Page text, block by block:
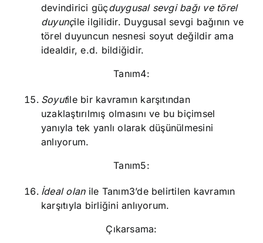
devindirici güçduygusal sevgi bağı ve törel
duyunçile ilgilidir. Duygusal sevgi bağının ve
törel duyuncun nesnesi soyut değildir ama
idealdir, e.d. bildiğidir.
Tanım4:
Soyutile bir kavramın karşıtından
uzaklaştırılmış olmasını ve bu biçimsel
yanıyla tek yanlı olarak düşünülmesini
anlıyorum.
Tanım5:
İdeal olanile Tanım3’de belirtilen kavramın
karşıtıyla birliğini anlıyorum.
Çıkarsama: